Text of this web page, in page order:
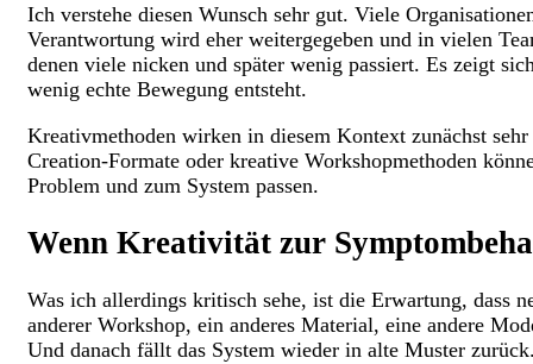
Ich verstehe diesen Wunsch sehr gut. Viele
Verantwortung wird eher weitergegeben und in vielen
denen viele nicken und später wenig passiert. Es zeigt
wenig echte Bewegung entsteht.
Kreativmethoden wirken in diesem Kontext zunächst
Creation-Formate oder kreative Workshopmethoden
Problem und zum System passen.
Wenn Kreativität zur
Was ich allerdings kritisch sehe, ist die Erwartung, dass
anderer Workshop, ein anderes Material, eine andere
Und danach fällt das System wieder in alte Muster